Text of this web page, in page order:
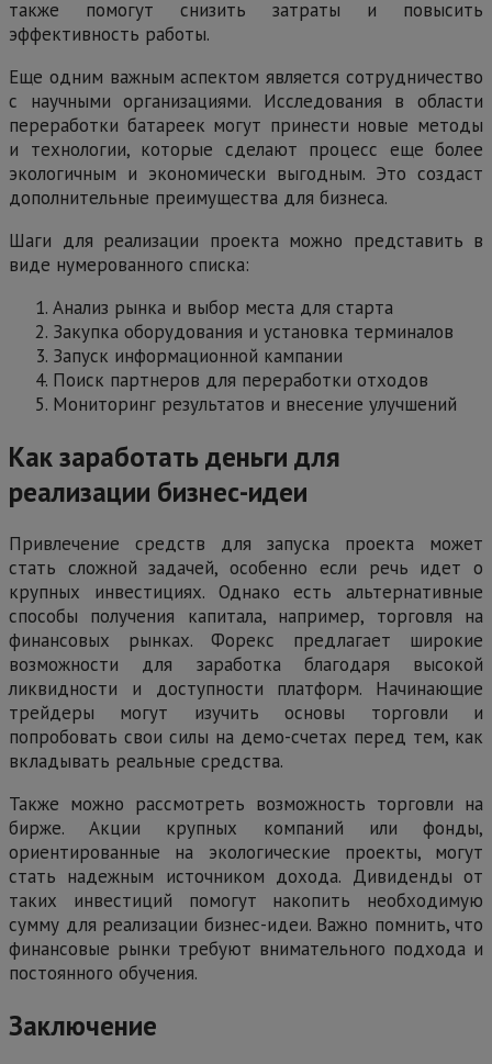
также помогут снизить затраты и повысить
эффективность работы.
Еще одним важным аспектом является сотрудничество
с научными организациями. Исследования в области
переработки батареек могут принести новые методы
и технологии, которые сделают процесс еще более
экологичным и экономически выгодным. Это создаст
дополнительные преимущества для бизнеса.
Шаги для реализации проекта можно представить в
виде нумерованного списка:
Анализ рынка и выбор места для старта
Закупка оборудования и установка терминалов
Запуск информационной кампании
Поиск партнеров для переработки отходов
Мониторинг результатов и внесение улучшений
Как заработать деньги для
реализации бизнес-идеи
Привлечение средств для запуска проекта может
стать сложной задачей, особенно если речь идет о
крупных инвестициях. Однако есть альтернативные
способы получения капитала, например, торговля на
финансовых рынках. Форекс предлагает широкие
возможности для заработка благодаря высокой
ликвидности и доступности платформ. Начинающие
трейдеры могут изучить основы торговли и
попробовать свои силы на демо-счетах перед тем, как
вкладывать реальные средства.
Также можно рассмотреть возможность торговли на
бирже. Акции крупных компаний или фонды,
ориентированные на экологические проекты, могут
стать надежным источником дохода. Дивиденды от
таких инвестиций помогут накопить необходимую
сумму для реализации бизнес-идеи. Важно помнить, что
финансовые рынки требуют внимательного подхода и
постоянного обучения.
Заключение